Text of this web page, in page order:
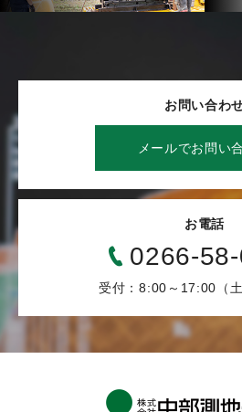
お問い合わ
メールでお問い
お電話
0266-
受付：8:00～17:00（土